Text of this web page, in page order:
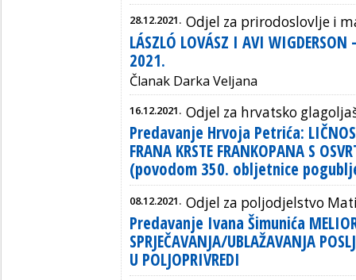
28.12.2021. Odjel za prirodoslovlje i
LÁSZLÓ LOVÁSZ I AVI
2021.
Članak Darka Veljana
16.12.2021. Odjel za hrvatsko
Predavanje Hrvoja Petrića:
FRANA KRSTE FRANKOPANA S
(povodom 350. obljetnice
08.12.2021. Odjel za poljodjelstvo
Predavanje Ivana Šimunića
SPRJEČAVANJA/UBLAŽAVANJA
U POLJOPRIVREDI